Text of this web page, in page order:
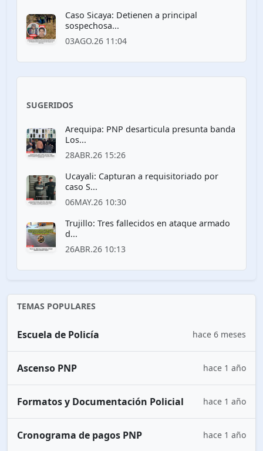
Caso Sicaya: Detienen a principal
sospechosa...
03AGO.26 11:04
SUGERIDOS
Arequipa: PNP desarticula presunta banda
Los...
28ABR.26 15:26
Ucayali: Capturan a requisitoriado por
caso S...
06MAY.26 10:30
Trujillo: Tres fallecidos en ataque armado
d...
26ABR.26 10:13
TEMAS POPULARES
Escuela de Policía hace 6 meses
Ascenso PNP hace 1 año
Formatos y Documentación Policial hace 1 año
Cronograma de pagos PNP hace 1 año